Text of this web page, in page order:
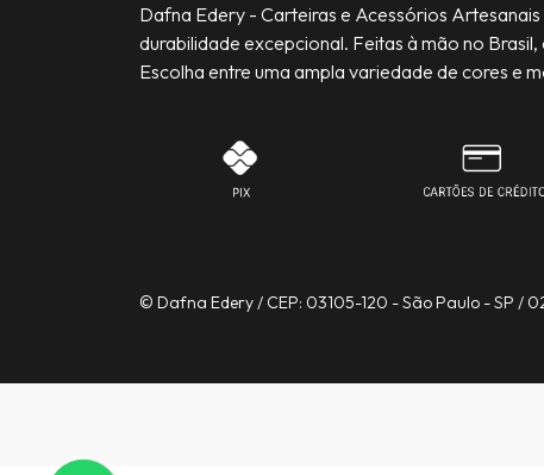
Dafna Edery - Carteiras e Acessórios
durabilidade excepcional. Feitas à mão no
Escolha entre uma ampla variedade de cores e
© Dafna Edery / CEP: 03105-120 - São Paulo - SP /